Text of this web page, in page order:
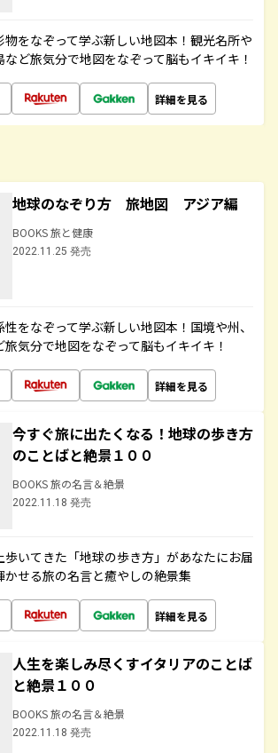
物をなぞって学ぶ新しい地図本！観光名所や
ど旅気分で地図をなぞって脳もイキイキ！
詳細を見る
地球のなぞり方 旅地図 アジア編
BOOKS 旅と健康
2022.11.25 発売
をなぞって学ぶ新しい地図本！国境や州、
気分で地図をなぞって脳もイキイキ！
詳細を見る
今すぐ旅に出たくなる！地球の歩き方
のことばと絶景１００
BOOKS 旅の名言＆絶景
2022.11.18 発売
いてきた「地球の歩き方」があなたにお届
かせる旅の名言と癒やしの絶景集
詳細を見る
人生を楽しみ尽くすイタリアのことば
と絶景１００
BOOKS 旅の名言＆絶景
2022.11.18 発売